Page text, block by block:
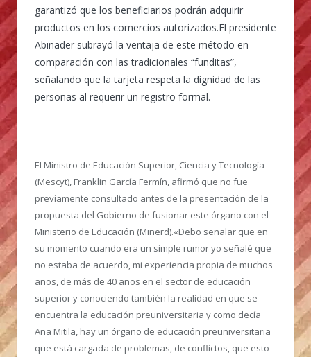
garantizó que los beneficiarios podrán adquirir
productos en los comercios autorizados.El presidente
Abinader subrayó la ventaja de este método en
comparación con las tradicionales “funditas”,
señalando que la tarjeta respeta la dignidad de las
personas al requerir un registro formal.
El Ministro de Educación Superior, Ciencia y Tecnología
(Mescyt), Franklin García Fermín, afirmó que no fue
previamente consultado antes de la presentación de la
propuesta del Gobierno de fusionar este órgano con el
Ministerio de Educación (Minerd).«Debo señalar que en
su momento cuando era un simple rumor yo señalé que
no estaba de acuerdo, mi experiencia propia de muchos
años, de más de 40 años en el sector de educación
superior y conociendo también la realidad en que se
encuentra la educación preuniversitaria y como decía
Ana Mitila, hay un órgano de educación preuniversitaria
que está cargada de problemas, de conflictos, que esto